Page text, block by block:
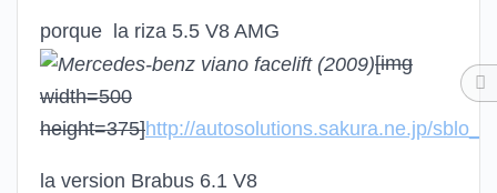
porque la riza 5.5 V8 AMG
[img
width=500
height=375]http://autosolutions.sakura.ne.jp/
la version Brabus 6.1 V8